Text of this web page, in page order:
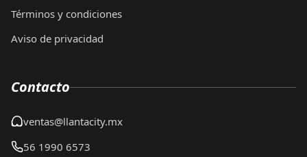
Términos y condiciones
Aviso de privacidad
Contacto
ventas@llantacity.mx
56 1990 6573